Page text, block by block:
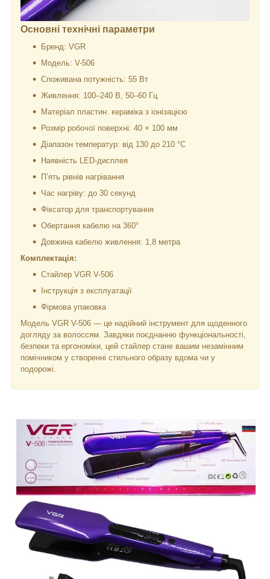
Основні технічні параметри
Бренд: VGR
Модель: V-506
Споживана потужність: 55 Вт
Живлення: 100–240 В, 50–60 Гц
Матеріал пластин: кераміка з іонізацією
Розмір робочої поверхні: 40 × 100 мм
Діапазон температур: від 130 до 210 °C
Наявність LED-дисплея
П’ять рівнів нагрівання
Час нагріву: до 30 секунд
Фіксатор для транспортування
Обертання кабелю на 360°
Довжина кабелю живлення: 1,8 метра
Комплектація:
Стайлер VGR V-506
Інструкція з експлуатації
Фірмова упаковка
Модель VGR V-506 — це надійний інструмент для щоденного
догляду за волоссям. Завдяки поєднанню функціональності,
безпеки та ергономіки, цей стайлер стане вашим незамінним
помічником у створенні стильного образу вдома чи у
подорожі.